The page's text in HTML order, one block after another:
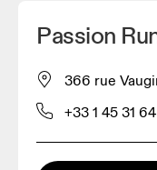
Passion
366 rue
+33 1 45 31